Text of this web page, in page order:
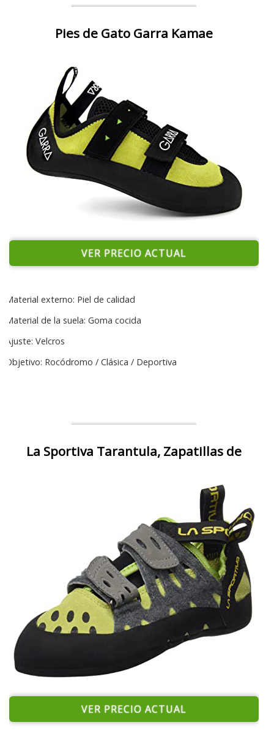
Pies de Gato Garra Kamae
VER PRECIO ACTUAL
Material externo: Piel de calidad
Material de la suela: Goma cocida
Ajuste: Velcros
Objetivo: Rocódromo / Clásica / Deportiva
La Sportiva Tarantula, Zapatillas de
VER PRECIO ACTUAL